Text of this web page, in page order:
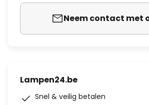
Neem contact met
Lampen24.be
Snel & veilig betalen